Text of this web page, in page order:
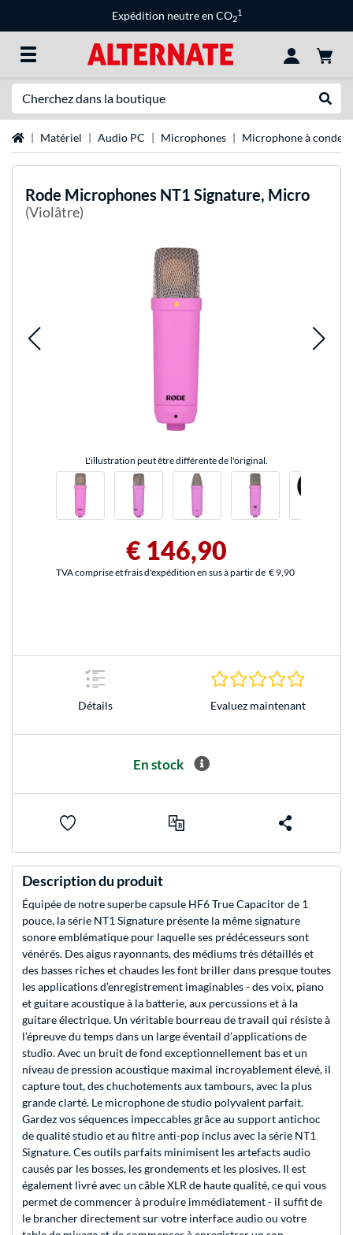
Expédition neutre en CO2
1
Page d'accueil
Matériel Audio PC Microphones Microphone à
Rode Microphones NT1 Signature, Micro
(Violâtre)
L'illustration peut être différente de l'original.
€ 146,90
TVA comprise et frais d'expédition en sus à partir de € 9,90
Détails Evaluez maintenant
En stock
Description du produit
Équipée de notre superbe capsule HF6 True Capacitor de 1
pouce, la série NT1 Signature présente la même signature
sonore emblématique pour laquelle ses prédécesseurs sont
vénérés. Des aigus rayonnants, des médiums très détaillés et
des basses riches et chaudes les font briller dans presque toutes
les applications d’enregistrement imaginables - des voix, piano
et guitare acoustique à la batterie, aux percussions et à la
guitare électrique. Un véritable bourreau de travail qui résiste à
l’épreuve du temps dans un large éventail d’applications de
studio. Avec un bruit de fond exceptionnellement bas et un
niveau de pression acoustique maximal incroyablement élevé, il
capture tout, des chuchotements aux tambours, avec la plus
grande clarté. Le microphone de studio polyvalent parfait.
Gardez vos séquences impeccables grâce au support antichoc
de qualité studio et au filtre anti-pop inclus avec la série NT1
Signature. Ces outils parfaits minimisent les artefacts audio
causés par les bosses, les grondements et les plosives. Il est
également livré avec un câble XLR de haute qualité, ce qui vous
permet de commencer à produire immédiatement - il suffit de
le brancher directement sur votre interface audio ou votre